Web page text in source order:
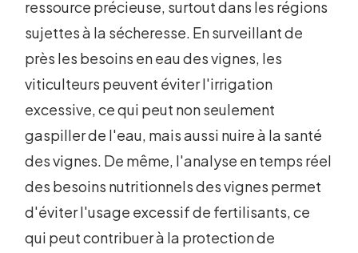
ressource précieuse, surtout dans les régions
sujettes à la sécheresse. En surveillant de
près les besoins en eau des vignes, les
viticulteurs peuvent éviter l'irrigation
excessive, ce qui peut non seulement
gaspiller de l'eau, mais aussi nuire à la santé
des vignes. De même, l'analyse en temps réel
des besoins nutritionnels des vignes permet
d'éviter l'usage excessif de fertilisants, ce
qui peut contribuer à la protection de